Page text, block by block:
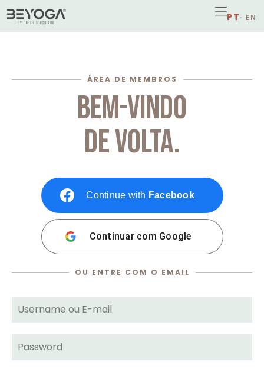
ÁREA DE MEMBROS
BEM-VINDO
DE VOLTA.
Continue with Facebook
Continuar com Google
OU ENTRE COM O EMAIL
Username
ou
E-
Password